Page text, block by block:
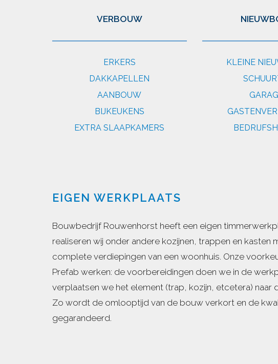
VERBOUW
ERKERS
DAKKAPELLEN
AANBOUW
BIJKEUKENS
EXTRA SLAAPKAMERS
KLEINE
EIGEN WERKPLAATS
Bouwbedrijf Rouwenhorst heeft een eigen
realiseren wij onder andere kozijnen, trappen en kasten
complete verdiepingen van een woonhuis. Onze
Prefab werken: de voorbereidingen doen we in de
verplaatsen we het element (trap, kozijn, etcetera) naar
Zo wordt de omlooptijd van de bouw verkort en de
gegarandeerd.